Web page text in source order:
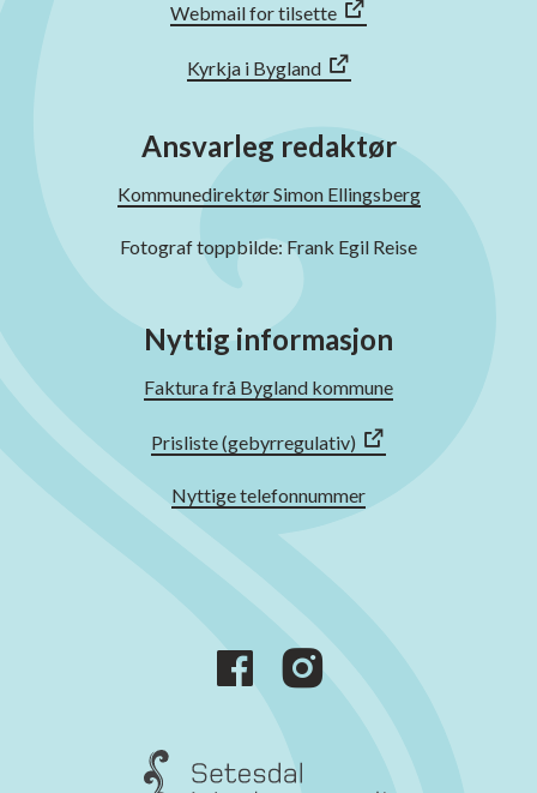
Webmail for tilsette
Kyrkja i Bygland
Ansvarleg redaktør
Kommunedirektør Simon Ellingsberg
Fotograf toppbilde: Frank Egil Reise
Nyttig informasjon
Faktura frå Bygland kommune
Prisliste (gebyrregulativ)
Nyttige telefonnummer